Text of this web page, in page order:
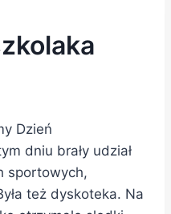
Dzień
dniu brały udział
sportowych,
też dyskoteka. Na